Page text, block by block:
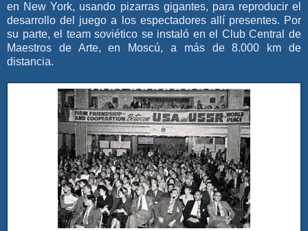
en New York, usando pizarras gigantes, para reproducir el
desarrollo del juego a los espectadores allí presentes. Por
su parte, el team soviético se instaló en el Club Central de
Maestros de Arte, en Moscú, a más de 8.000 km de
distancia.